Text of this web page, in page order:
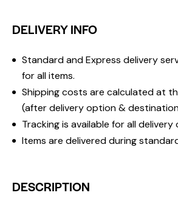
DELIVERY INFO
Standard and Express delivery
for all items.
Shipping costs are calculated at
(after delivery option &
Tracking is available for all delivery
Items are delivered during
DESCRIPTION